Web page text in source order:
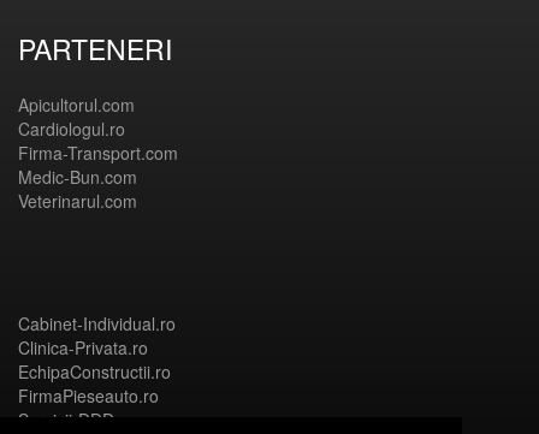
PARTENERI
Apicultorul.com
Cardiologul.ro
Firma-Transport.com
Medic-Bun.com
Veterinarul.com
Cabinet-Individual.ro
Clinica-Privata.ro
EchipaConstructii.ro
FirmaPieseauto.ro
Servicii-DDD.com